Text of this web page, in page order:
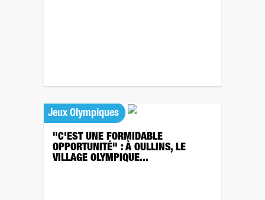
Jeux Olympiques
"C'EST UNE FORMIDABLE
OPPORTUNITÉ" : À OULLINS, LE
VILLAGE OLYMPIQUE...